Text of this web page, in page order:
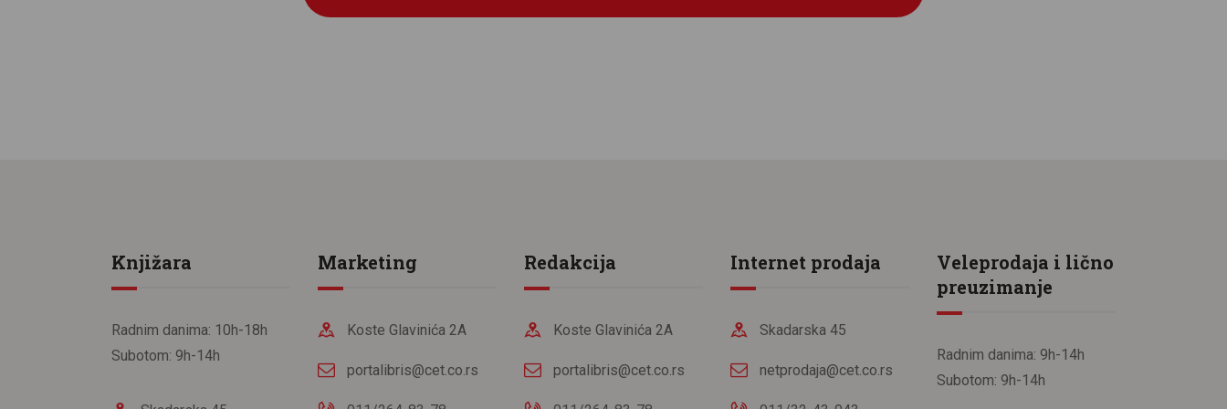
Knjižara
Radnim danima: 10h-18h
Subotom: 9h-14h
Marketing
Koste Glavinića 2A
portalibris@cet.co.rs
Redakcija
Koste Glavinića 2A
portalibris@cet.co.rs
Internet prodaja
Skadarska 45
netprodaja@cet.co.rs
Veleprodaja i lično
preuzimanje
Radnim danima: 9h-14h
Subotom: 9h-14h